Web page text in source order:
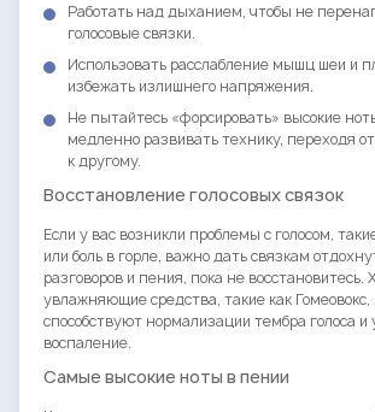
Работать над дыханием, чтобы не
голосовые связки.
Использовать расслабление мышц шеи и
избежать излишнего напряжения.
Не пытайтесь «форсировать» высокие
медленно развивать технику, переходя
к другому.
Восстановление голосовых связок
Если у вас возникли проблемы с голосом,
или боль в горле, важно дать связкам
разговоров и пения, пока не
увлажняющие средства, такие как Гомеовокс,
способствуют нормализации тембра голоса
воспаление.
Самые высокие ноты в пении